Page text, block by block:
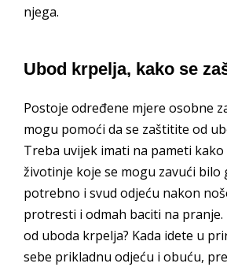
njega.
Ubod krpelja, kako se
Postoje određene mjere osobne
mogu pomoći da se zaštitite od
Treba uvijek imati na pameti
životinje koje se mogu zavući bilo
potrebno i svud odjeću nakon
protresti i odmah baciti na pranje.
od uboda krpelja? Kada idete u
sebe prikladnu odjeću i obuću,